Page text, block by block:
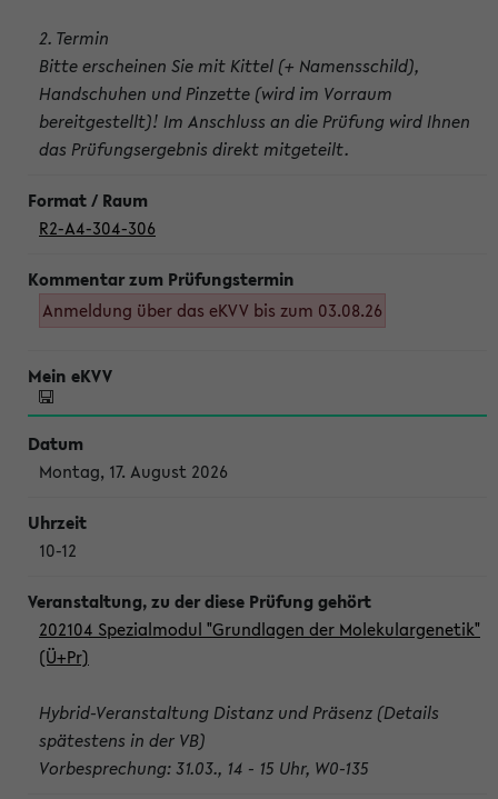
2. Termin
Bitte erscheinen Sie mit Kittel (+ Namensschild),
Handschuhen und Pinzette (wird im Vorraum
bereitgestellt)! Im Anschluss an die Prüfung wird Ihnen
das Prüfungsergebnis direkt mitgeteilt.
R2-A4-304-306
Anmeldung über das eKVV bis zum 03.08.26
Montag, 17. August 2026
10-12
202104 Spezialmodul "Grundlagen der Molekulargenetik"
(Ü+Pr)
Hybrid-Veranstaltung Distanz und Präsenz (Details
spätestens in der VB)
Vorbesprechung: 31.03., 14 - 15 Uhr, W0-135